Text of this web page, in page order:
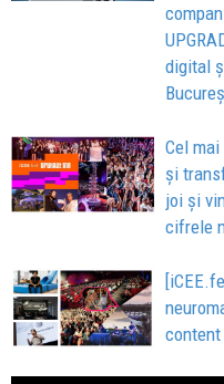
digital
Cel
și
joi și
cifrele
content